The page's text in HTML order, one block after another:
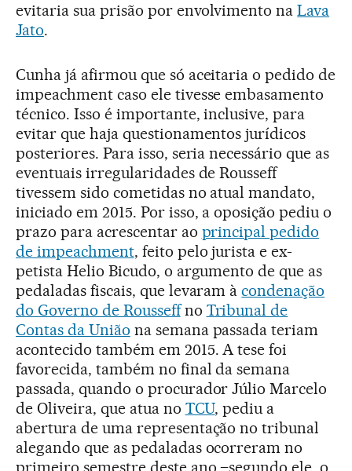
evitaria sua prisão por envolvimento naLava
Jato.
Cunha já afirmou que só aceitaria o pedido de
impeachment caso ele tivesse embasamento
técnico. Isso é importante, inclusive, para
evitar que haja questionamentos jurídicos
posteriores. Para isso, seria necessário que as
eventuais irregularidades de Rousseff
tivessem sido cometidas no atual mandato,
iniciado em 2015. Por isso, a oposição pediu o
prazo para acrescentar ao principal pedido
de impeachment, feito pelo jurista e ex-
petista Helio Bicudo, o argumento de que as
pedaladas fiscais, que levaram àcondenação
do Governo de Rousseffno Tribunal de
Contas da União na semana passada teriam
acontecido também em 2015. A tese foi
favorecida, também no final da semana
passada, quando o procurador Júlio Marcelo
de Oliveira, que atua no TCU, pediu a
abertura de uma representação no tribunal
alegando que as pedaladas ocorreram no
primeiro semestre deste ano –segundo ele, o